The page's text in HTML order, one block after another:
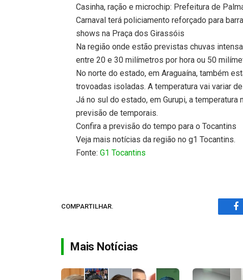
Casinha, ração e microchip: Prefeitura de
Carnaval terá policiamento reforçado para
shows na Praça dos Girassóis
Na região onde estão previstas chuvas
entre 20 e 30 milímetros por hora ou 50
No norte do estado, em Araguaína, também
trovoadas isoladas. A temperatura vai variar
Já no sul do estado, em Gurupi, a temperatura
previsão de temporais.
Confira a previsão do tempo para o Tocantins
Veja mais notícias da região no g1 Tocantins.
Fonte:G1 Tocantins
COMPARTILHAR.
Mais Notícias